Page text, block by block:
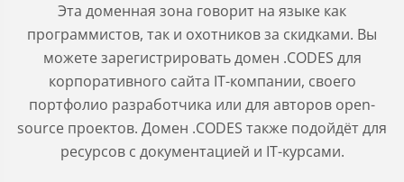
Эта доменная зона говорит на языке как
программистов, так и охотников за скидками. Вы
можете зарегистрировать домен .CODES для
корпоративного сайта IT-компании, своего
портфолио разработчика или для авторов open-
source проектов. Домен .CODES также подойдёт для
ресурсов с документацией и IT-курсами.